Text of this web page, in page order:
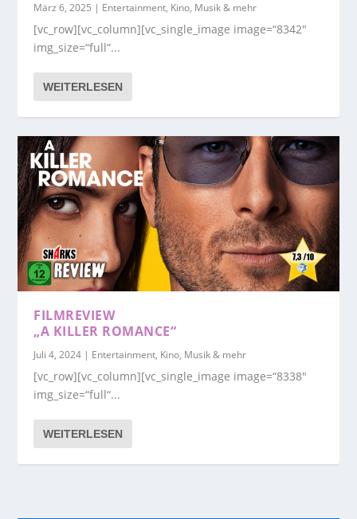
März 6, 2025 | Entertainment, Kino, Musik & mehr
[vc_row][vc_column][vc_single_image image=“8342″
img_size=“full“...
WEITERLESEN
FILMREVIEW
„A KILLER ROMANCE“
Juli 4, 2024 | Entertainment, Kino, Musik & mehr
[vc_row][vc_column][vc_single_image image=“8338″
img_size=“full“...
WEITERLESEN